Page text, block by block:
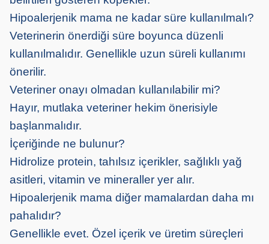
Hipoalerjenik mama ne kadar süre kullanılmalı?
Veterinerin önerdiği süre boyunca düzenli
kullanılmalıdır. Genellikle uzun süreli kullanımı
önerilir.
Veteriner onayı olmadan kullanılabilir mi?
Hayır, mutlaka veteriner hekim önerisiyle
başlanmalıdır.
İçeriğinde ne bulunur?
Hidrolize protein, tahılsız içerikler, sağlıklı yağ
asitleri, vitamin ve mineraller yer alır.
Hipoalerjenik mama diğer mamalardan daha mı
pahalıdır?
Genellikle evet. Özel içerik ve üretim süreçleri